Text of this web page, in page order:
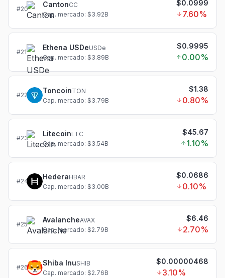
#20
CantonCC
Cap. mercado: $3.92B
$0.0999
7.60%
#21
Ethena USDeUSDe
Cap. mercado: $3.89B
$0.9995
0.00%
#22
ToncoinTON
Cap. mercado: $3.79B
$1.38
0.80%
#23
LitecoinLTC
Cap. mercado: $3.54B
$45.67
1.10%
#24
HederaHBAR
Cap. mercado: $3.00B
$0.0686
0.10%
#25
AvalancheAVAX
Cap. mercado: $2.79B
$6.46
2.70%
#26
Shiba InuSHIB
Cap. mercado: $2.76B
$0.00000468
3.10%